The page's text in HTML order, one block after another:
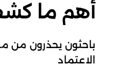
أهم ما
باحثون يحذرون من
الاعتماد